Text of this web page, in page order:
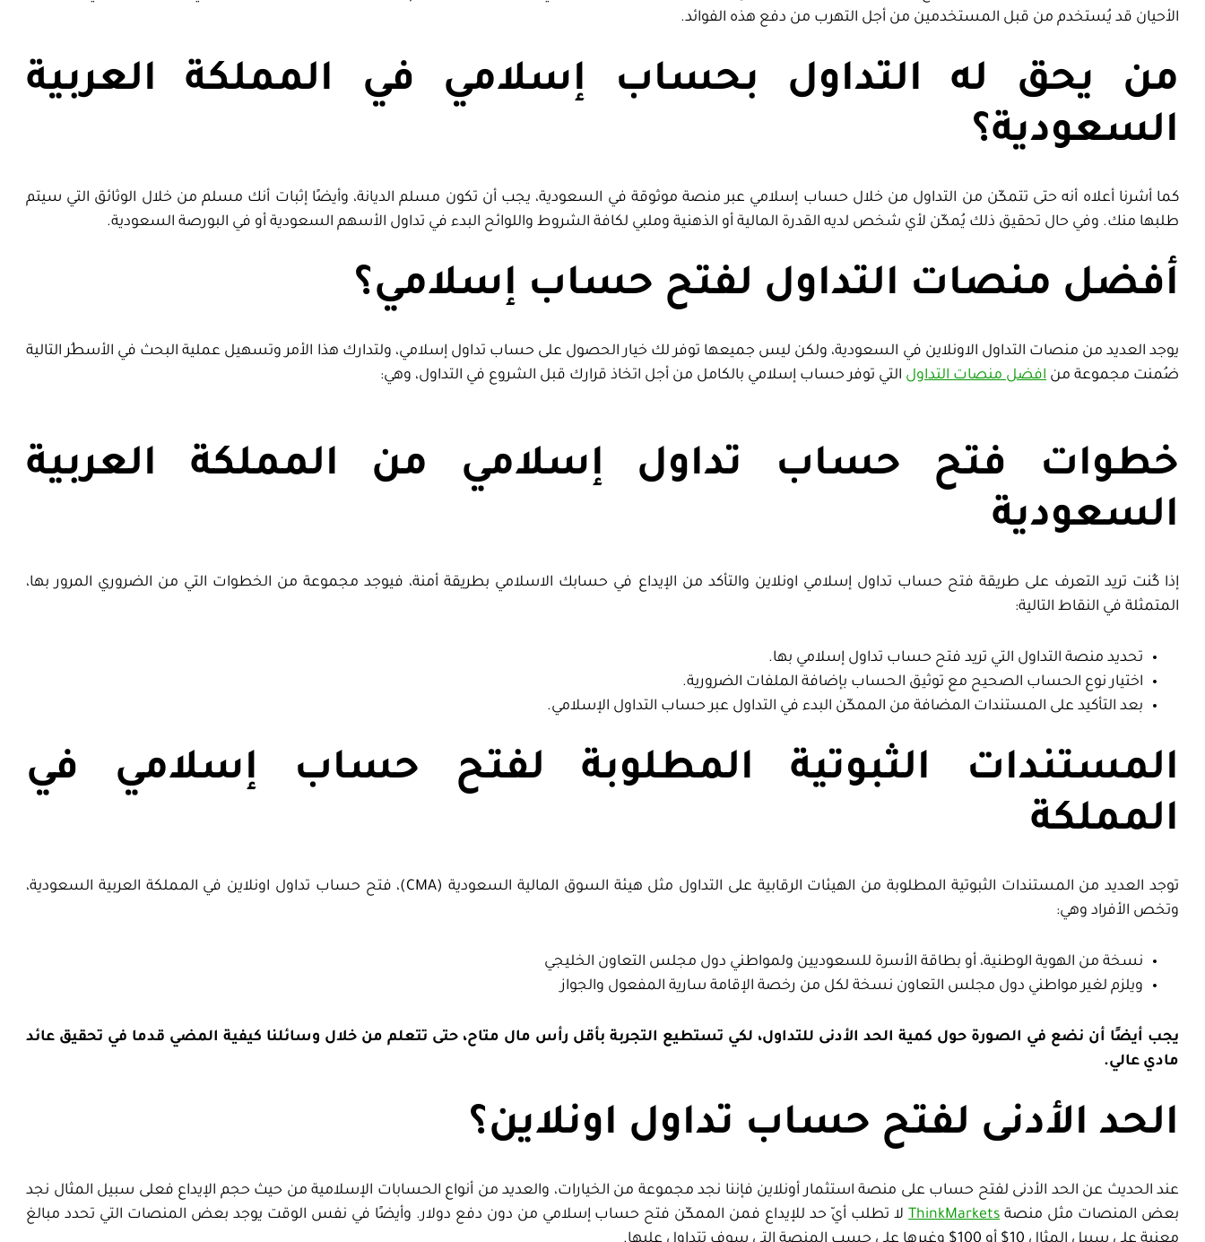
الأحيان قد يُستخدم من قبل المستخدمين من أجل التهرب من دفع هذه الفوائد.
من يحق له التداول بحساب إسلامي في المملكة العربية
السعودية؟
كما أشرنا أعلاه أنه حتى تتمكّن من التداول من خلال حساب إسلامي عبر منصة موثوقة في السعودية، يجب أن تكون مسلم الديانة، وأيضًا إثبات أنك مسلم من خلال الوثائق التي سيتم
طلبها منك. وفي حال تحقيق ذلك يُمكّن لأي شخص لديه القدرة المالية أو الذهنية وملبي لكافة الشروط واللوائح البدء في تداول الأسهم السعودية أو في البورصة السعودية.
أفضل منصات التداول لفتح حساب إسلامي؟
يوجد العديد من منصات التداول الاونلاين في السعودية، ولكن ليس جميعها توفر لك خيار الحصول على حساب تداول إسلامي، ولتدارك هذا الأمر وتسهيل عملية البحث في الأسطُر التالية
ضُمنت مجموعة من افضل منصات التداول التي توفر حساب إسلامي بالكامل من أجل اتخاذ قرارك قبل الشروع في التداول، وهي:
خطوات فتح حساب تداول إسلامي من المملكة العربية
السعودية
إذا كُنت تريد التعرف على طريقة فتح حساب تداول إسلامي اونلاين والتأكد من الإيداع في حسابك الاسلامي بطريقة أمنة، فيوجد مجموعة من الخطوات التي من الضروري المرور بها،
المتمثلة في النقاط التالية:
تحديد منصة التداول التي تريد فتح حساب تداول إسلامي بها.
اختيار نوع الحساب الصحيح مع توثيق الحساب بإضافة الملفات الضرورية.
بعد التأكيد على المستندات المضافة من الممكّن البدء في التداول عبر حساب التداول الإسلامي.
المستندات الثبوتية المطلوبة لفتح حساب إسلامي في
المملكة
توجد العديد من المستندات الثبوتية المطلوبة من الهيئات الرقابية على التداول مثل هيئة السوق المالية السعودية (CMA)، فتح حساب تداول اونلاين في المملكة العربية السعودية،
وتخص الأفراد وهي:
نسخة من الهوية الوطنية، أو بطاقة الأسرة للسعوديين ولمواطني دول مجلس التعاون الخليجي
ويلزم لغير مواطني دول مجلس التعاون نسخة لكل من رخصة الإقامة سارية المفعول والجواز
يجب أيضًا أن نضع في الصورة حول كمية الحد الأدنى للتداول، لكي تستطيع التجربة بأقل رأس مال متاح، حتى تتعلم من خلال وسائلنا كيفية المضي قدما في تحقيق عائد
مادي عالي.
الحد الأدنى لفتح حساب تداول اونلاين؟
عند الحديث عن الحد الأدنى لفتح حساب على منصة استثمار أونلاين فإننا نجد مجموعة من الخيارات، والعديد من أنواع الحسابات الإسلامية من حيث حجم الإيداع فعلى سبيل المثال نجد
بعض المنصات مثل منصةThinkMarketsلا تطلب أيّ حد للإيداع فمن الممكّن فتح حساب إسلامي من دون دفع دولار. وأيضًا في نفس الوقت يوجد بعض المنصات التي تحدد مبالغ